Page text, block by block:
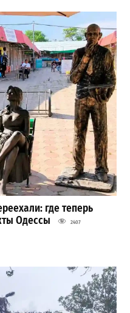
где теперь
Одессы
2407